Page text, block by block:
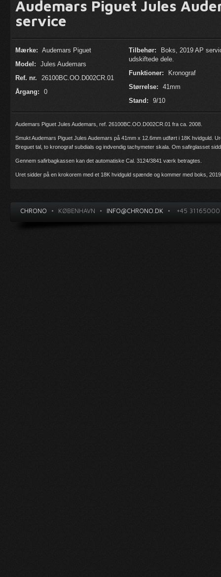
Audemars Piguet Jules
service
Mærke: Audemars Piguet
Model:
Jules Audemars
Ref. nr.
26100BC.OO.D002CR.01
Årgang:
0
Tilbehør:
Boks, 2019 AP
udskiftede dele.
Funktioner:
Kronograf
Størrelse:
41mm
Stand:
9/10
Audemars Piguet Jules Audemars, ref. 26100BC.OO.D002CR.01 fra ca. 2008.
Smukt Audemars Piguet Jules Audemars på 41mm x 12.6mm udført i 18K hvidguld.
Breguet tal, to kronograf subdials og indvendig tachymeter skala. Om safirglasset
Gennem safirbagkassen kan det automatiske Cal. 3124/3841 værk betragtes.
Uret sidder på en krokorem med et 18K hvidguld spænde og kommer med boks,
CHRONO • KØBENHAVN • INFO@CHRONO.DK • +45 31165000